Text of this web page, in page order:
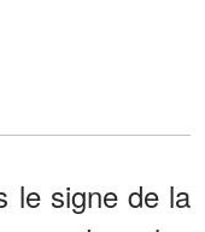
le signe de la